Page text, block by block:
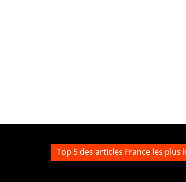
Top 5 des articles France les plus